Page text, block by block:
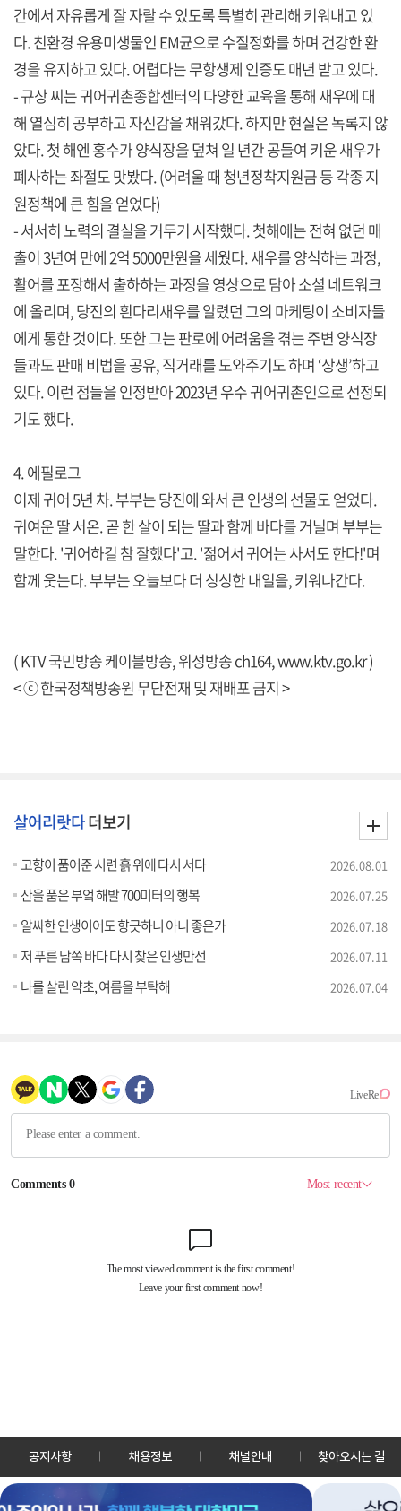
간에서 자유롭게 잘 자랄 수 있도록 특별히 관리해 키워내고 있
다. 친환경 유용미생물인 EM균으로 수질정화를 하며 건강한 환
경을 유지하고 있다. 어렵다는 무항생제 인증도 매년 받고 있다.
- 규상 씨는 귀어귀촌종합센터의 다양한 교육을 통해 새우에 대
해 열심히 공부하고 자신감을 채워갔다. 하지만 현실은 녹록지 않
았다. 첫 해엔 홍수가 양식장을 덮쳐 일 년간 공들여 키운 새우가
폐사하는 좌절도 맛봤다. (어려울 때 청년정착지원금 등 각종 지
원정책에 큰 힘을 얻었다)
- 서서히 노력의 결실을 거두기 시작했다. 첫해에는 전혀 없던 매
출이 3년여 만에 2억 5000만원을 세웠다. 새우를 양식하는 과정,
활어를 포장해서 출하하는 과정을 영상으로 담아 소셜 네트워크
에 올리며, 당진의 흰다리새우를 알렸던 그의 마케팅이 소비자들
에게 통한 것이다. 또한 그는 판로에 어려움을 겪는 주변 양식장
들과도 판매 비법을 공유, 직거래를 도와주기도 하며 ‘상생’하고
있다. 이런 점들을 인정받아 2023년 우수 귀어귀촌인으로 선정되
기도 했다.
4. 에필로그
이제 귀어 5년 차. 부부는 당진에 와서 큰 인생의 선물도 얻었다.
귀여운 딸 서온. 곧 한 살이 되는 딸과 함께 바다를 거닐며 부부는
말한다. '귀어하길 참 잘했다'고. '젊어서 귀어는 사서도 한다!'며
함께 웃는다. 부부는 오늘보다 더 싱싱한 내일을, 키워나간다.
( KTV 국민방송 케이블방송, 위성방송 ch164,www.ktv.go.kr)
< ⓒ 한국정책방송원 무단전재 및 재배포 금지 >
살어리랏다더보기
고향이 품어준 시련 흙 위에 다시 서다 2026.08.01
산을 품은 부엌 해발 700미터의 행복 2026.07.25
알싸한 인생이어도 향긋하니 아니 좋은가 2026.07.18
저 푸른 남쪽 바다 다시 찾은 인생만선 2026.07.11
나를 살린 약초, 여름을 부탁해 2026.07.04
공지사항 채용정보 채널안내 찾아오시는 길
30128 세종특별자치시 정부2청사로 13 한국정책방송원 KTV